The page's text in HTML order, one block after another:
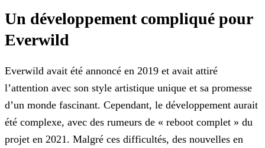
Un développement compliqué pour
Everwild
Everwild avait été annoncé en 2019 et avait attiré
l’attention avec son style artistique unique et sa promesse
d’un monde fascinant. Cependant, le développement aurait
été complexe, avec des rumeurs de « reboot complet » du
projet en 2021. Malgré ces difficultés, des nouvelles en